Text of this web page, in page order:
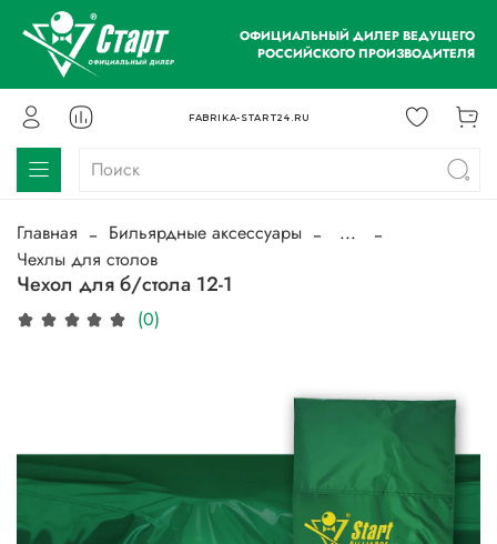
ОФИЦИАЛЬНЫЙ ДИЛЕР ВЕДУЩЕГО
РОССИЙСКОГО ПРОИЗВОДИТЕЛЯ
FABRIKA-START24.RU
Главная Бильярдные аксессуары
...
Чехлы для столов
Чехол для б/стола 12-1
(0)